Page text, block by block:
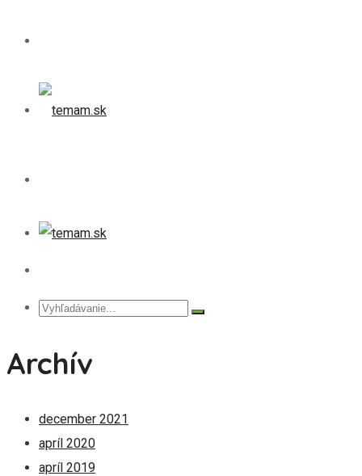
Archív
december 2021
apríl 2020
apríl 2019